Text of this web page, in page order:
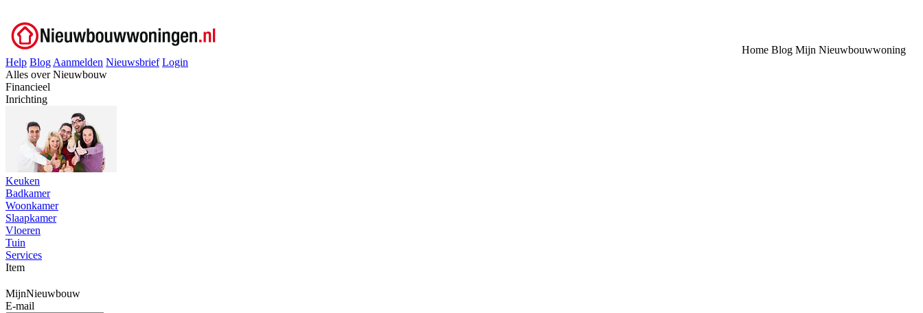
Help Blog Aanmelden Nieuwsbrief Login
Home Blog Mijn Nieuwbouwwoning
Alles over Nieuwbouw
Financieel
Inrichting
Keuken
Badkamer
Woonkamer
Slaapkamer
Vloeren
Tuin
Services
Item
MijnNieuwbouw
E-mail